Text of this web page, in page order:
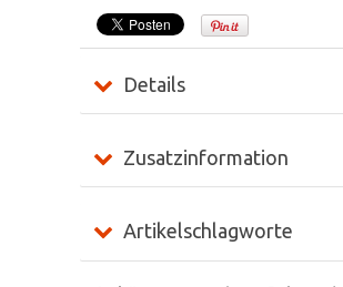
Details
Zusatzinformation
Artikelschlagworte